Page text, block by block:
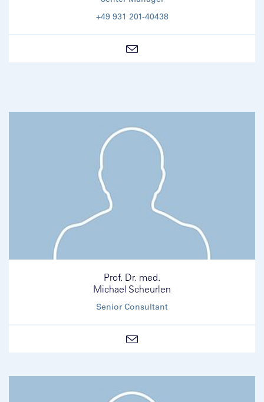
+49 931 201-40438
Prof. Dr. med.
Michael Scheurlen
Senior Consultant